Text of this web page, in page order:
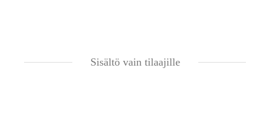
Sisältö vain tilaajille